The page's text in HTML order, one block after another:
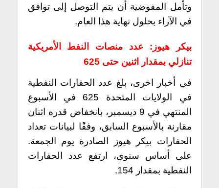
وتأمل المفوضية أن يتم التوصل إلى توافق
في الآراء بحلول نهاية هذا العام.
بيكر هيوز: عدد منصات النفط الأمريكية
تنازلي بمقدار اثنين حتى 625
في أخبار اخرى، بلغ عدد الحفارات النفطية
في الولايات المتحدة 625 في الأسبوع
المنتهي في 9 ديسمبر، بانخفاض قدره اثنان
مقارنة بالأسبوع السابق، وفقًا لبيانات تعداد
الحفارات بيكر هيوز الصادرة يوم الجمعة.
على أساس سنوي، ارتفع عدد الحفارات
النفطية بمقدار 154.